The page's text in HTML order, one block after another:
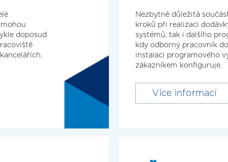
doposud
Nezbytně důležitá
kroků při realizaci
systémů, tak i dalšího
kdy odborný pracovník
instalaci programového
zákazníkem konfiguruje.
Více informací